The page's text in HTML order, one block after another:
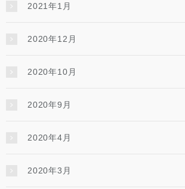
2021年1月
2020年12月
2020年10月
2020年9月
2020年4月
2020年3月